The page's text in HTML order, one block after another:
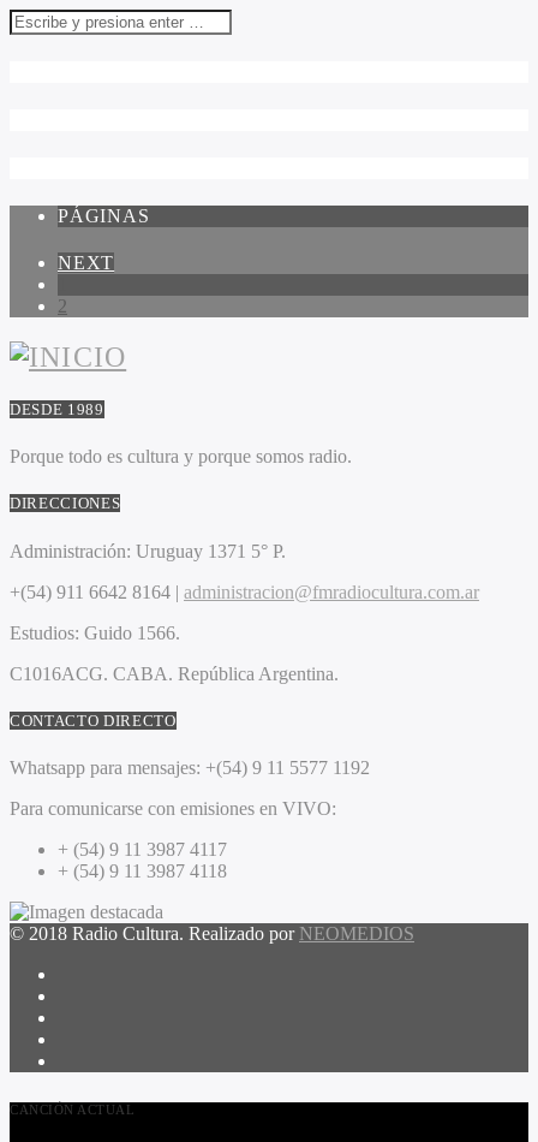
PÁGINAS
NEXT
2
DESDE 1989
Porque todo es cultura y porque somos radio.
DIRECCIONES
Administración: Uruguay 1371 5° P.
+(54) 911 6642 8164 | administracion@fmradiocultura.com.ar
Estudios: Guido 1566.
C1016ACG. CABA. República Argentina.
CONTACTO DIRECTO
Whatsapp para mensajes: +(54) 9 11 5577 1192
Para comunicarse con emisiones en VIVO:
+ (54) 9 11 3987 4117
+ (54) 9 11 3987 4118
© 2018 Radio Cultura. Realizado por NEOMEDIOS
CANCIÓN ACTUAL